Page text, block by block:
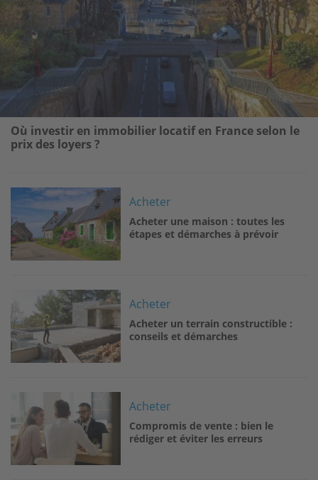
Où investir en immobilier locatif en France selon le
prix des loyers ?
Image
Acheter
Acheter une maison : toutes les
étapes et démarches à prévoir
Image
Acheter
Acheter un terrain constructible :
conseils et démarches
Acheter
Compromis de vente : bien le
rédiger et éviter les erreurs